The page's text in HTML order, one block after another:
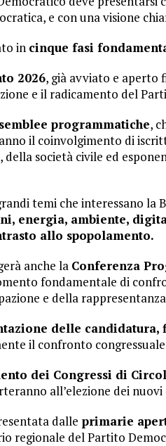
e con una visione
in cinque fasi
2026, già avviato e aperto
e il radicamento del
programmatiche,
il coinvolgimento di
società civile ed
temi che interessano la
energia, ambiente,
allo spopolamento.
anche la Conferenza
fondamentale di
e della
delle candidatura,
il confronto
dei Congressi di
all’elezione dei
dalle primarie
regionale del Partito